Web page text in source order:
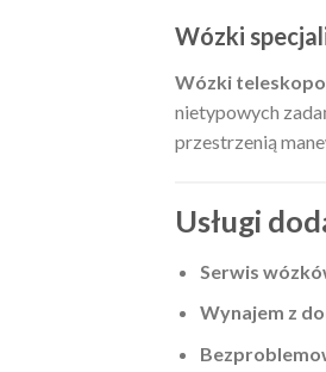
Wózki
Wózki
nietypowych
przestrzenią
Usługi
Serwis
Wynajem z